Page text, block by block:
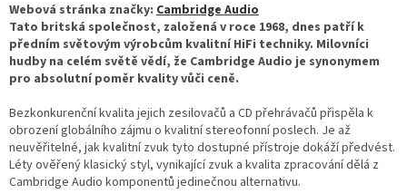
Webová stránka značky: Cambridge Audio
Tato britská společnost, založená v roce 1968, dnes patří k
předním světovým výrobcům kvalitní HiFi techniky. Milovníci
hudby na celém světě vědí, že Cambridge Audio je synonymem
pro absolutní poměr kvality vůči ceně.
Bezkonkurenční kvalita jejich zesilovačů a CD přehrávačů přispěla k
obrození globálního zájmu o kvalitní stereofonní poslech. Je až
neuvěřitelné, jak kvalitní zvuk tyto dostupné přístroje dokáží předvést.
Léty ověřený klasický styl, vynikající zvuk a kvalita zpracování dělá z
Cambridge Audio komponentů jedinečnou alternativu.